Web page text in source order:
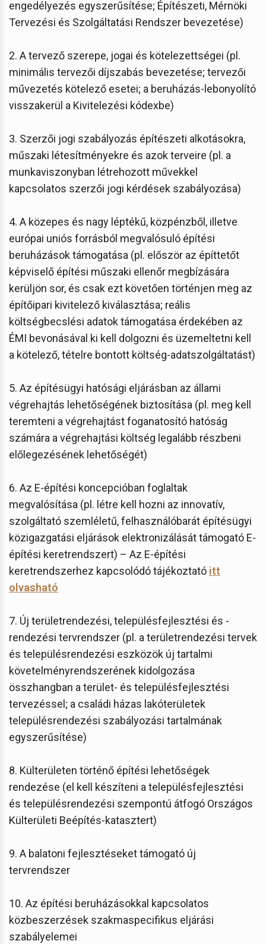
engedélyezés egyszerűsítése; Építészeti, Mérnöki
Tervezési és Szolgáltatási Rendszer bevezetése)
2. A tervező szerepe, jogai és kötelezettségei (pl.
minimális tervezői díjszabás bevezetése; tervezői
művezetés kötelező esetei; a beruházás-lebonyolító
visszakerül a Kivitelezési kódexbe)
3. Szerzői jogi szabályozás építészeti alkotásokra,
műszaki létesítményekre és azok terveire (pl. a
munkaviszonyban létrehozott művekkel
kapcsolatos szerzői jogi kérdések szabályozása)
4. A közepes és nagy léptékű, közpénzből, illetve
európai uniós forrásból megvalósuló építési
beruházások támogatása (pl. először az építtetőt
képviselő építési műszaki ellenőr megbízására
kerüljön sor, és csak ezt követően történjen meg az
építőipari kivitelező kiválasztása; reális
költségbecslési adatok támogatása érdekében az
ÉMI bevonásával ki kell dolgozni és üzemeltetni kell
a kötelező, tételre bontott költség-adatszolgáltatást)
5. Az építésügyi hatósági eljárásban az állami
végrehajtás lehetőségének biztosítása (pl. meg kell
teremteni a végrehajtást foganatosító hatóság
számára a végrehajtási költség legalább részbeni
előlegezésének lehetőségét)
6. Az E-építési koncepcióban foglaltak
megvalósítása (pl. létre kell hozni az innovatív,
szolgáltató szemléletű, felhasználóbarát építésügyi
közigazgatási eljárások elektronizálását támogató E-
építési keretrendszert) – Az E-építési
keretrendszerhez kapcsolódó tájékoztató itt
olvasható
7. Új területrendezési, településfejlesztési és -
rendezési tervrendszer (pl. a területrendezési tervek
és településrendezési eszközök új tartalmi
követelményrendszerének kidolgozása
összhangban a terület- és településfejlesztési
tervezéssel; a családi házas lakóterületek
településrendezési szabályozási tartalmának
egyszerűsítése)
8. Külterületen történő építési lehetőségek
rendezése (el kell készíteni a településfejlesztési
és településrendezési szempontú átfogó Országos
Külterületi Beépítés-katasztert)
9. A balatoni fejlesztéseket támogató új
tervrendszer
10. Az építési beruházásokkal kapcsolatos
közbeszerzések szakmaspecifikus eljárási
szabályelemei